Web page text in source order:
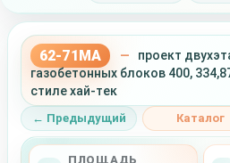
62-71MA —
проект
газобетонных блоков 400,
стиле хай-тек
← Предыдущий Каталог
ПЛОЩАДЬ